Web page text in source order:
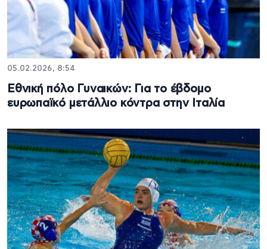
05.02.2026, 8:54
Εθνική πόλο Γυναικών: Για το έβδομο
ευρωπαϊκό μετάλλιο κόντρα στην Ιταλία